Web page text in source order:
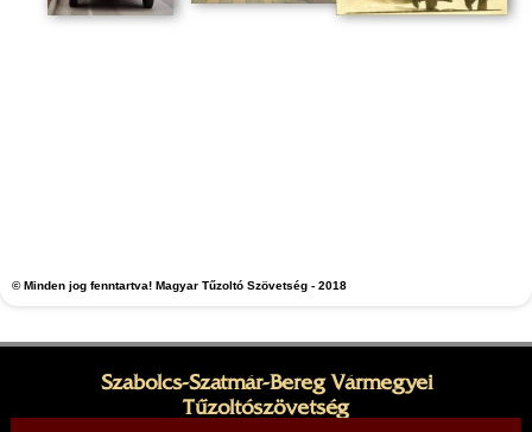
© Minden jog fenntartva! Magyar Tűzoltó Szövetség - 2018
Szabolcs-Szatmár-Bereg Vármegyei
Tűzoltószövetség